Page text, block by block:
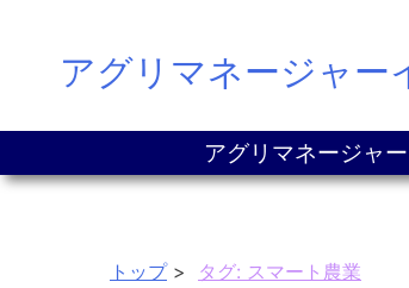
content
アグリマネージャー
アグリマネージャー
トップ タグ: スマート農業